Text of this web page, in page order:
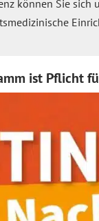
können Sie sich
ist Pflicht